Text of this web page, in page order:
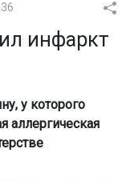
инфаркт
у которого
аллергическая